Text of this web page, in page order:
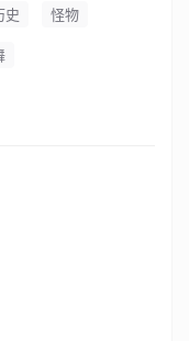
史 怪物